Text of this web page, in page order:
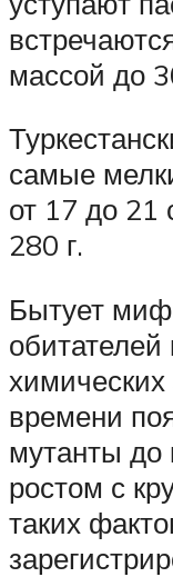
массой до
самые
от 17 до 21
280 г.
Бытует
времени
мутанты до
ростом с
таких